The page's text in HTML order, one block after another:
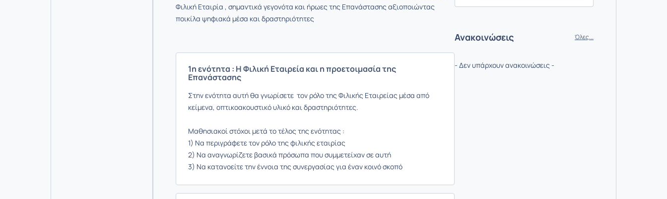
Φιλική Εταιρία , σημαντικά γεγονότα και ήρωες της Επανάστασης αξιοποιώντας
ποικίλα ψηφιακά μέσα και δραστηριότητες
1η ενότητα : Η Φιλική Εταιρεία και η προετοιμασία της
Επανάστασης
Στην ενότητα αυτή θα γνωρίσετε τον ρόλο της Φιλικής Εταιρείας μέσα από
κείμενα, οπτικοακουστικό υλικό και δραστηριότητες.
Μαθησιακοί στόχοι μετά το τέλος της ενότητας :
1) Να περιγράφετε τον ρόλο της φιλικής εταιρίας
2) Να αναγνωρίζετε βασικά πρόσωπα που συμμετείχαν σε αυτή
3) Να κατανοείτε την έννοια της συνεργασίας για έναν κοινό σκοπό
Ανακοινώσεις Όλες...
- Δεν υπάρχουν ανακοινώσεις -